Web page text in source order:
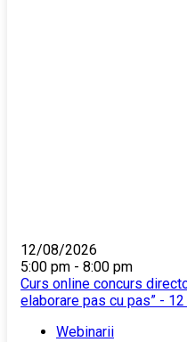
12/08/2026
5:00 pm - 8:00 pm
Curs online concurs
elaborare pas cu pas” -
Webinarii